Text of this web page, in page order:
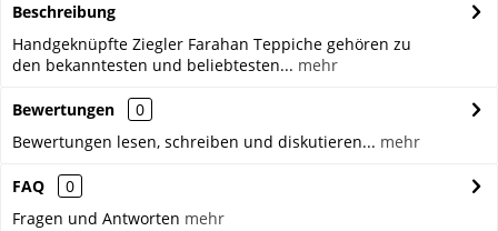
Beschreibung
Handgeknüpfte Ziegler Farahan Teppiche gehören zu
den bekanntesten und beliebtesten... mehr
Bewertungen
0
Bewertungen lesen, schreiben und diskutieren... mehr
FAQ
0
Fragen und Antworten mehr